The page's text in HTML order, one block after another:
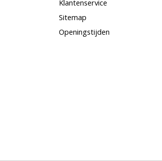
Klantenservice
Sitemap
Openingstijden